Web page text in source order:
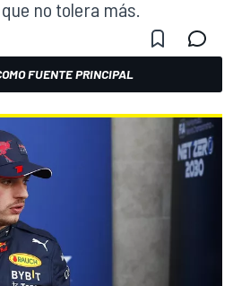
no tolera más.
FUENTE PRINCIPAL